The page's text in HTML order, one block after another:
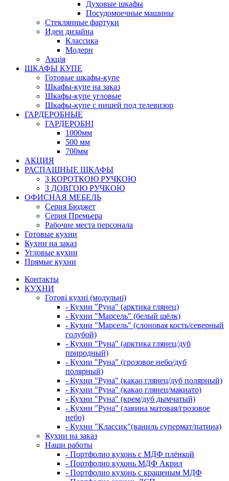
Духовые шкафы
Посудомоечные машины
Стеклянные фартуки
Идеи дизайна
Класcика
Модерн
Акція
ШКАФЫ КУПЕ
Готовые шкафы-купе
Шкафы-купе на заказ
Шкафы-купе угловые
Шкафы-купе с нишей под телевизор
ГАРДЕРОБНЫЕ
ГАРДЕРОБНІ
1000мм
500 мм
700мм
АКЦИЯ
РАСПАШНЫЕ ШКАФЫ
З КОРОТКОЮ РУЧКОЮ
З ДОВГОЮ РУЧКОЮ
ОФИСНАЯ МЕБЕЛЬ
Серия Бюджет
Серия Премьера
Рабочие места персонала
Готовые кухни
Кухни на заказ
Угловые кухни
Прямые кухни
Контакты
КУХНИ
Готові кухні (модульні)
- Кухни "Руна" (арктика глянец)
- Кухни "Марсель" (белый шёлк)
- Кухни "Марсель" (слоновая кость/северный
голубой)
- Кухни "Руна" (арктика глянец/дуб
природный)
- Кухни "Руна" (грозовое небо/дуб
полярный)
- Кухни "Руна" (какао глянец/дуб полярный)
- Кухни "Руна" (какао глянец/макиато)
- Кухни "Руна" (крем/дуб дымчатый)
- Кухни "Руна" (лавина матовая/грозовое
небо)
- Кухни "Классик"(ваниль супермат/патина)
Кухни на заказ
Наши работы
- Портфолио кухонь с МДФ плёнкой
- Портфолио кухонь МДФ Акрил
- Портфолио кухонь с крашеным МДФ